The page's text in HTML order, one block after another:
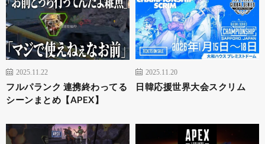
2025.11.22
フルパランク 連携終わってる
シーンまとめ【APEX】
2025.11.20
日韓応援世界大会スクリム